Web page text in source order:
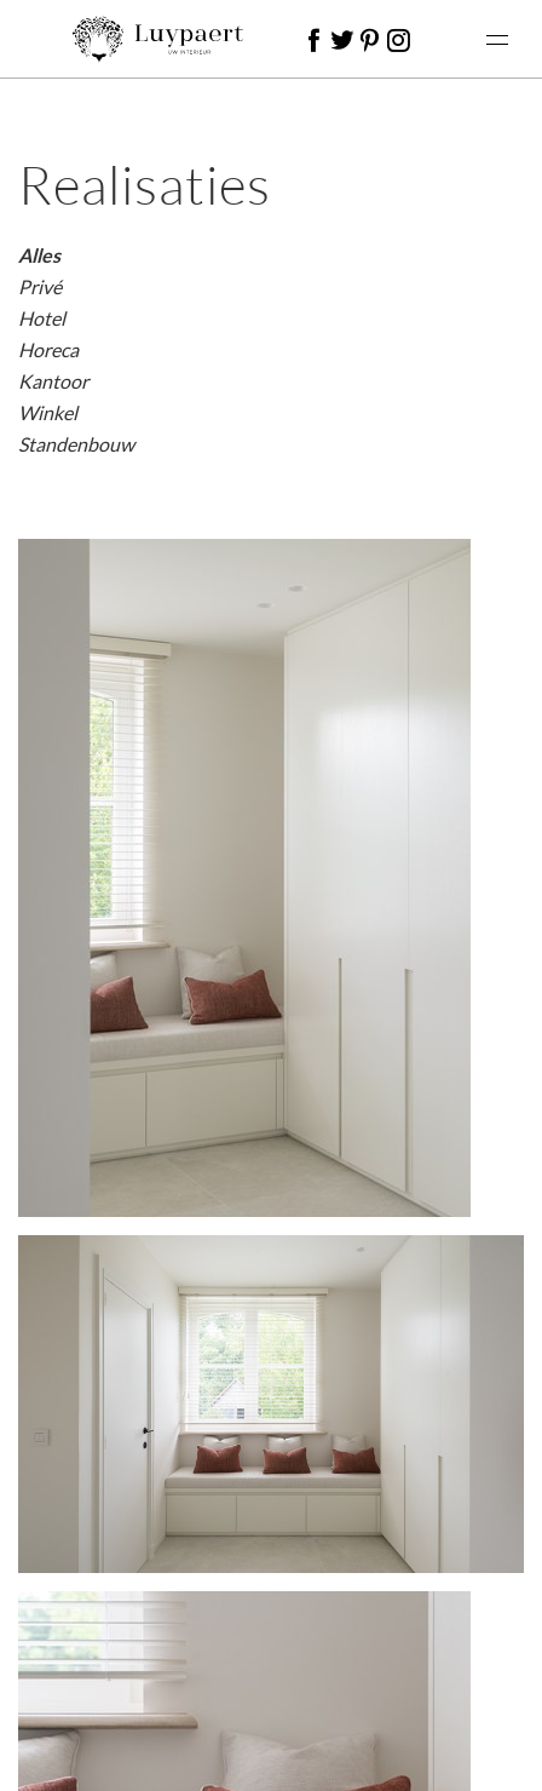
Realisaties
Alles
Privé
Hotel
Horeca
Kantoor
Winkel
Standenbouw